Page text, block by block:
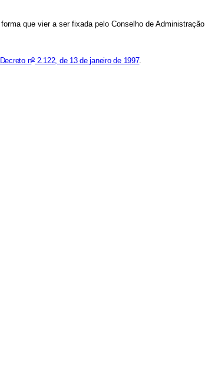
que vier a ser fixada pelo Conselho de Administração.
no2.122, de 13 de janeiro de 1997.